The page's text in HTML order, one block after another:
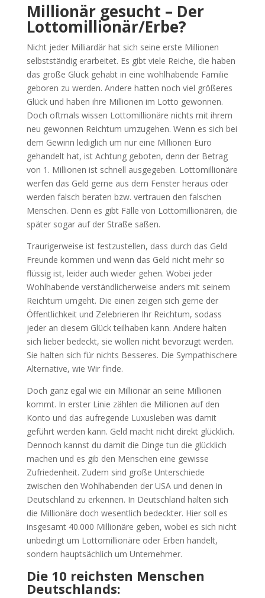
Millionär gesucht – Der
Lottomillionär/Erbe?
Nicht jeder Milliardär hat sich seine erste Millionen
selbstständig erarbeitet. Es gibt viele Reiche, die haben
das große Glück gehabt in eine wohlhabende Familie
geboren zu werden. Andere hatten noch viel größeres
Glück und haben ihre Millionen im Lotto gewonnen.
Doch oftmals wissen Lottomillionäre nichts mit ihrem
neu gewonnen Reichtum umzugehen. Wenn es sich bei
dem Gewinn lediglich um nur eine Millionen Euro
gehandelt hat, ist Achtung geboten, denn der Betrag
von 1. Millionen ist schnell ausgegeben. Lottomillionäre
werfen das Geld gerne aus dem Fenster heraus oder
werden falsch beraten bzw. vertrauen den falschen
Menschen. Denn es gibt Fälle von Lottomillionären, die
später sogar auf der Straße saßen.
Traurigerweise ist festzustellen, dass durch das Geld
Freunde kommen und wenn das Geld nicht mehr so
flüssig ist, leider auch wieder gehen. Wobei jeder
Wohlhabende verständlicherweise anders mit seinem
Reichtum umgeht. Die einen zeigen sich gerne der
Öffentlichkeit und Zelebrieren Ihr Reichtum, sodass
jeder an diesem Glück teilhaben kann. Andere halten
sich lieber bedeckt, sie wollen nicht bevorzugt werden.
Sie halten sich für nichts Besseres. Die Sympathischere
Alternative, wie Wir finde.
Doch ganz egal wie ein Millionär an seine Millionen
kommt. In erster Linie zählen die Millionen auf den
Konto und das aufregende Luxusleben was damit
geführt werden kann. Geld macht nicht direkt glücklich.
Dennoch kannst du damit die Dinge tun die glücklich
machen und es gib den Menschen eine gewisse
Zufriedenheit. Zudem sind große Unterschiede
zwischen den Wohlhabenden der USA und denen in
Deutschland zu erkennen. In Deutschland halten sich
die Millionäre doch wesentlich bedeckter. Hier soll es
insgesamt 40.000 Millionäre geben, wobei es sich nicht
unbedingt um Lottomillionäre oder Erben handelt,
sondern hauptsächlich um Unternehmer.
Die 10 reichsten Menschen
Deutschlands: